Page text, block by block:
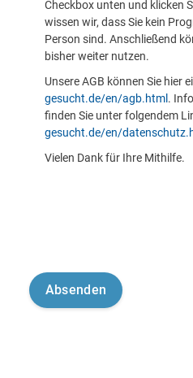
Checkbox unten und klicken
wissen wir, dass Sie kein
Person sind. Anschließend
bisher weiter nutzen.
Unsere AGB können Sie hier
gesucht.de/en/agb.html .
finden Sie unter folgendem
gesucht.de/en/
Vielen Dank für Ihre Mithilfe.